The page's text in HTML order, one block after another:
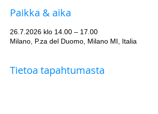
Paikka & aika
26.7.2026 klo 14.00 – 17.00
Milano, P.za del Duomo, Milano MI, Italia
Tietoa tapahtumasta